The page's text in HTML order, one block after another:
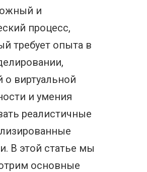
и
процесс,
требует опыта в
о виртуальной
и умения
реалистичные
В этой статье мы
основные